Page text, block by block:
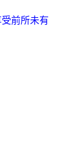
前所未有